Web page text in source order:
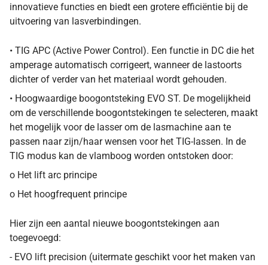
innovatieve functies en biedt een grotere efficiëntie bij de
uitvoering van lasverbindingen.
• TIG APC (Active Power Control). Een functie in DC die het
amperage automatisch corrigeert, wanneer de lastoorts
dichter of verder van het materiaal wordt gehouden.
• Hoogwaardige boogontsteking EVO ST. De mogelijkheid
om de verschillende boogontstekingen te selecteren, maakt
het mogelijk voor de lasser om de lasmachine aan te
passen naar zijn/haar wensen voor het TIG-lassen. In de
TIG modus kan de vlamboog worden ontstoken door:
o Het lift arc principe
o Het hoogfrequent principe
Hier zijn een aantal nieuwe boogontstekingen aan
toegevoegd:
- EVO lift precision (uitermate geschikt voor het maken van